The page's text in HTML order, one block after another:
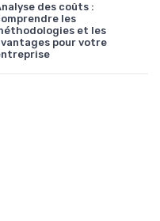
des coûts :
les
et les
pour votre